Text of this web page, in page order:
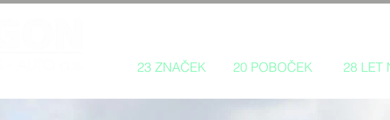
23 ZNAČEK 20 POBOČEK 28 LET